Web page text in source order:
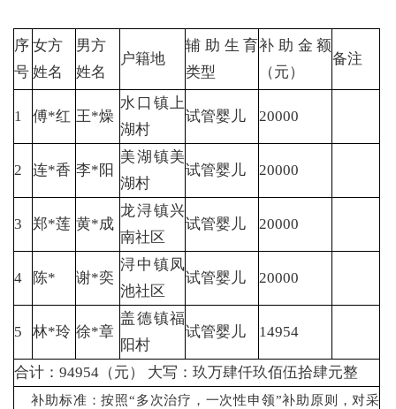
序
号
女方
姓名
男方
姓名
户籍地
辅助生育
类型
补助金额
（元）
备注
1 傅*红 王*燥
水口镇上
湖村
试管婴儿 20000
2 连*香 李*阳
美湖镇美
湖村
试管婴儿 20000
3 郑*莲 黄*成
龙浔镇兴
南社区
试管婴儿 20000
4 陈* 谢*奕
浔中镇凤
池社区
试管婴儿 20000
5 林*玲 徐*章
盖德镇福
阳村
试管婴儿 14954
合计：94954（元） 大写：玖万肆仟玖佰伍拾肆元整
补助标准：按照“多次治疗，一次性申领”补助原则，对采